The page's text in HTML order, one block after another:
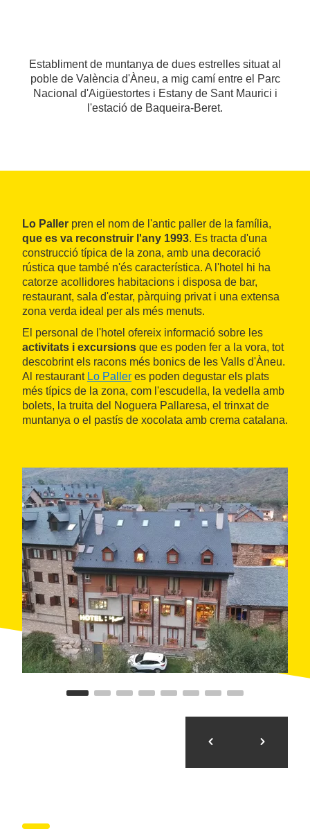
Establiment de muntanya de dues estrelles situat al
poble de València d'Àneu, a mig camí entre el Parc
Nacional d'Aigüestortes i Estany de Sant Maurici i
l'estació de Baqueira-Beret.
Lo Paller pren el nom de l'antic paller de la família,
que es va reconstruir l'any 1993. Es tracta d'una
construcció típica de la zona, amb una decoració
rústica que també n'és característica. A l'hotel hi ha
catorze acollidores habitacions i disposa de bar,
restaurant, sala d'estar, pàrquing privat i una extensa
zona verda ideal per als més menuts.
El personal de l'hotel ofereix informació sobre les
activitats i excursions que es poden fer a la vora, tot
descobrint els racons més bonics de les Valls d'Àneu.
Al restaurant Lo Paller es poden degustar els plats
més típics de la zona, com l'escudella, la vedella amb
bolets, la truita del Noguera Pallaresa, el trinxat de
muntanya o el pastís de xocolata amb crema catalana.